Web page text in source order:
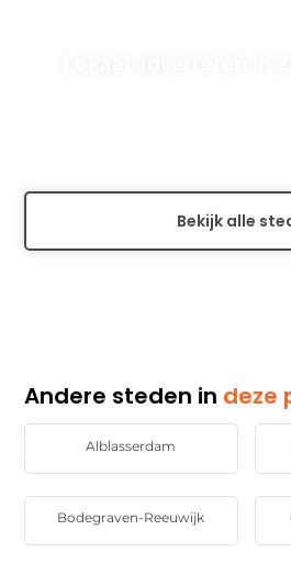
Bekijk alle
Andere steden in deze
Alblasserdam
Bodegraven-Reeuwijk